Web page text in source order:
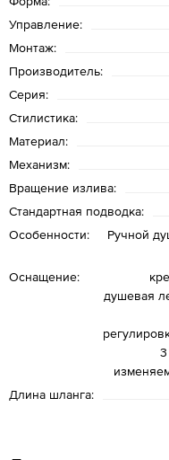
Управление:
Монтаж:
Производитель:
Серия:
Стилистика:
Материал:
Механизм:
Вращение излива:
Стандартная подводка:
Особенности:
Ручной
Оснащение:
душевая
Длина шланга: